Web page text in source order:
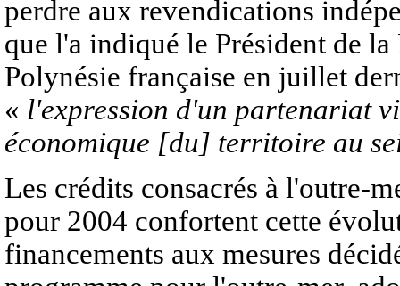
perdre aux revendications
que l'a indiqué le Président de
Polynésie française en juillet
« l'expression d'un partenariat
économique [du] territoire au
Les crédits consacrés à l'outre-
pour 2004 confortent cette
financements aux mesures